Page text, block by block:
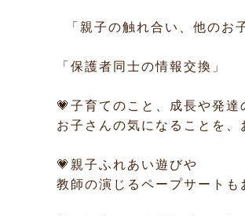
「親子の触れ合い、他のお
「保護者同士の情報交換」
💗子育てのこと、成長や発
お子さんの気になることを
💗親子ふれあい遊びや
教師の演じるペープサート